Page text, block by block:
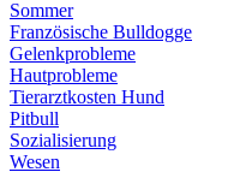
Sommer
Französische Bulldogge
Gelenkprobleme
Hautprobleme
Tierarztkosten Hund
Pitbull
Sozialisierung
Wesen